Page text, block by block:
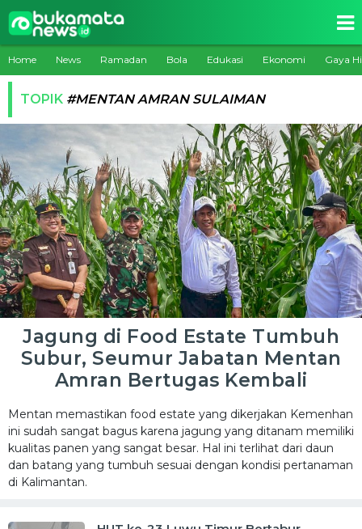
Home News Ramadan Bola Edukasi Ekonomi Gaya
TOPIK #MENTAN AMRAN SULAIMAN
Jagung di Food Estate Tumbuh
Subur, Seumur Jabatan Mentan
Amran Bertugas Kembali
Mentan memastikan food estate yang dikerjakan Kemenhan
ini sudah sangat bagus karena jagung yang ditanam memiliki
kualitas panen yang sangat besar. Hal ini terlihat dari daun
dan batang yang tumbuh sesuai dengan kondisi pertanaman
di Kalimantan.